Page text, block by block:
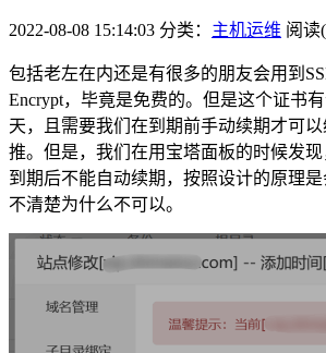
2022-08-08 15:14:03 分类： 主机运维 阅读
包括老左在内还是有很多的朋友会用到
Encrypt，毕竟是免费的。但是这个证书
天，且需要我们在到期前手动续期才可
推。但是，我们在用宝塔面板的时候发现
到期后不能自动续期，按照设计的原理
不清楚为什么不可以。